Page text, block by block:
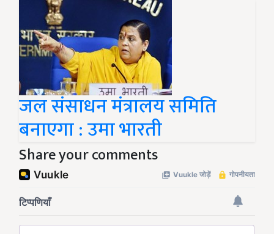
जल संसाधन मंत्रालय समिति
बनाएगा : उमा भारती
Share your comments